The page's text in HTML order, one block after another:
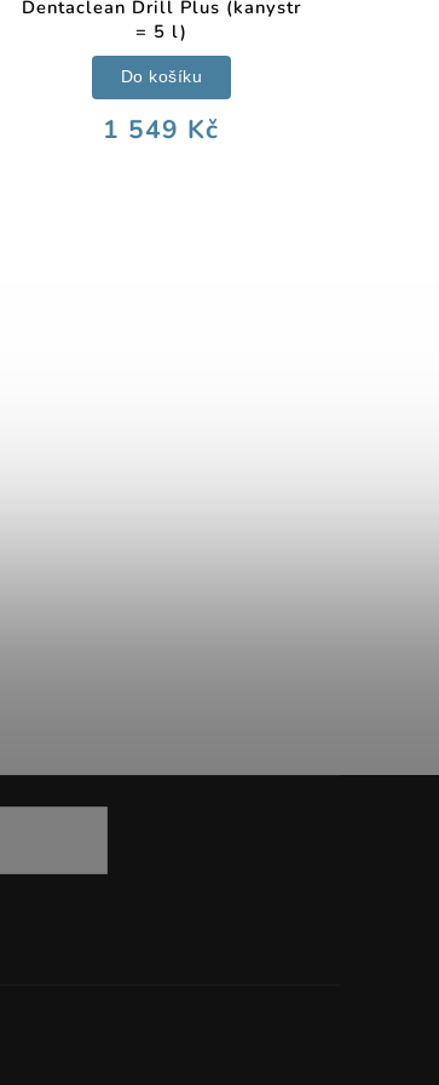
Dentaclean Drill Plus (kanystr
= 5 l)
1 549 Kč
Do košíku